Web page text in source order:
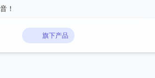
！
旗下产品